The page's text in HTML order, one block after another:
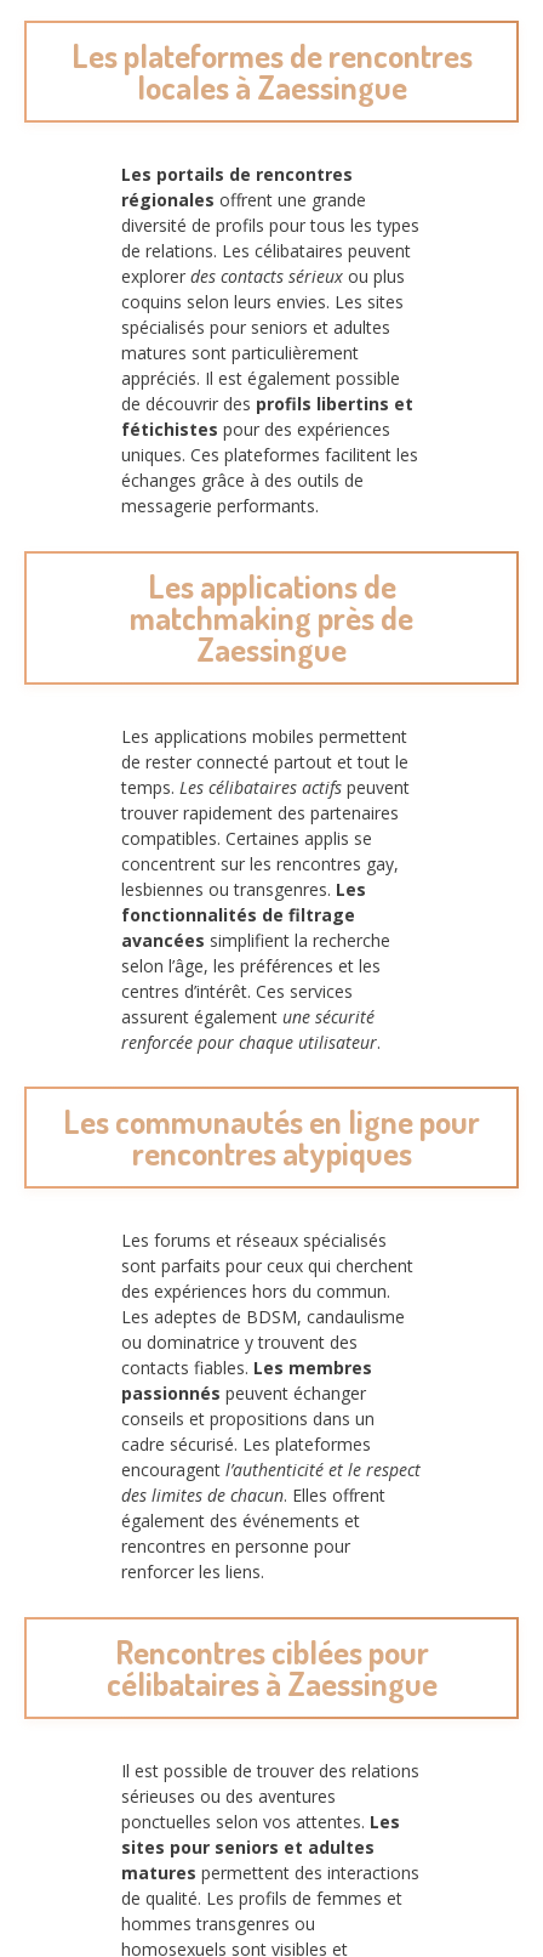
Les plateformes de rencontres
locales à Zaessingue
Les portails de rencontres
régionales offrent une grande
diversité de profils pour tous les types
de relations. Les célibataires peuvent
explorer des contacts sérieux ou plus
coquins selon leurs envies. Les sites
spécialisés pour seniors et adultes
matures sont particulièrement
appréciés. Il est également possible
de découvrir des profils libertins et
fétichistes pour des expériences
uniques. Ces plateformes facilitent les
échanges grâce à des outils de
messagerie performants.
Les applications de
matchmaking près de
Zaessingue
Les applications mobiles permettent
de rester connecté partout et tout le
temps. Les célibataires actifs peuvent
trouver rapidement des partenaires
compatibles. Certaines applis se
concentrent sur les rencontres gay,
lesbiennes ou transgenres. Les
fonctionnalités de filtrage
avancées simplifient la recherche
selon l’âge, les préférences et les
centres d’intérêt. Ces services
assurent également une sécurité
renforcée pour chaque utilisateur.
Les communautés en ligne pour
rencontres atypiques
Les forums et réseaux spécialisés
sont parfaits pour ceux qui cherchent
des expériences hors du commun.
Les adeptes de BDSM, candaulisme
ou dominatrice y trouvent des
contacts fiables. Les membres
passionnés peuvent échanger
conseils et propositions dans un
cadre sécurisé. Les plateformes
encouragent l’authenticité et le respect
des limites de chacun. Elles offrent
également des événements et
rencontres en personne pour
renforcer les liens.
Rencontres ciblées pour
célibataires à Zaessingue
Il est possible de trouver des relations
sérieuses ou des aventures
ponctuelles selon vos attentes. Les
sites pour seniors et adultes
matures permettent des interactions
de qualité. Les profils de femmes et
hommes transgenres ou
homosexuels sont visibles et